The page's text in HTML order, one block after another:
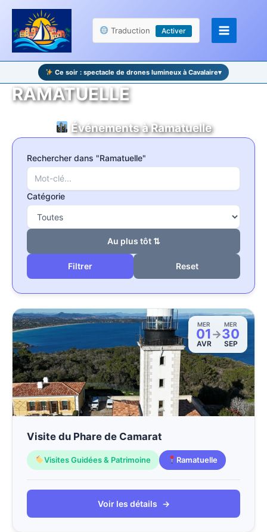
Panneau de gestion des cookies
Aller
contenu
Traduction Activer
Ce soir : spectacle de drones lumineux à Cavalaire▾
RAMATUELLE
Événements à Ramatuelle
Rechercher dans "Ramatuelle"
Catégorie
Au plus tôt ⇅
Reset
MER
01
AVR
→
MER
30
SEP
Visite du Phare de Camarat
Visites Guidées & Patrimoine Ramatuelle
Voir les détails →